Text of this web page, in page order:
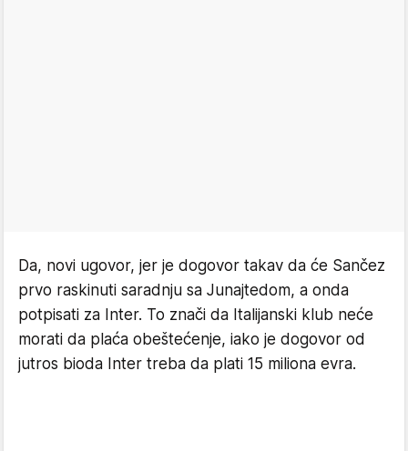
Da, novi ugovor, jer je dogovor takav da će Sančez
prvo raskinuti saradnju sa Junajtedom, a onda
potpisati za Inter. To znači da Italijanski klub neće
morati da plaća obeštećenje, iako je dogovor od
jutros bioda Inter treba da plati 15 miliona evra.